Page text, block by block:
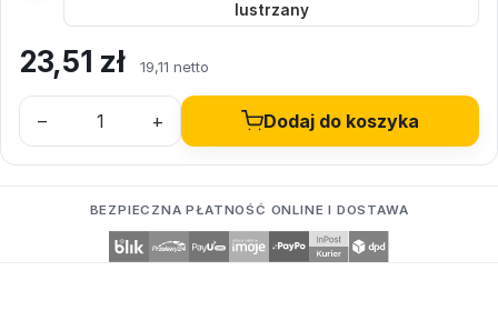
lustrzany
23,51 zł 19,11 netto
– + Dodaj do koszyka
BEZPIECZNA PŁATNOŚĆ ONLINE I DOSTAWA